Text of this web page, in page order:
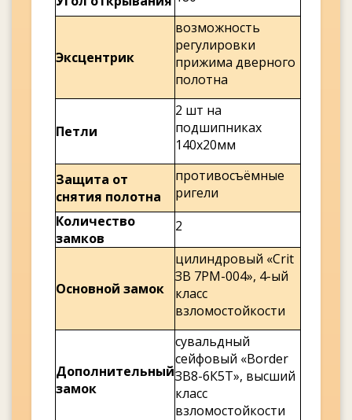
Эксцентрик
возможность
регулировки
прижима дверного
полотна
Петли
2 шт на
подшипниках
140х20мм
Защита от
снятия полотна
противосъёмные
ригели
Количество
замков
2
Основной замок
цилиндровый «Crit
ЗВ 7РМ-004», 4-ый
класс
взломостойкости
Дополнительный
замок
сувальдный
сейфовый «Border
ЗВ8-6К5Т», высший
класс
взломостойкости